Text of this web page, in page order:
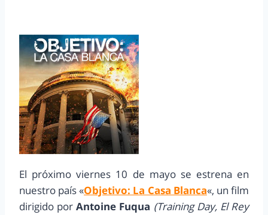
El próximo viernes 10 de mayo se estrena en
nuestro país «Objetivo: La Casa Blanca«, un film
dirigido porAntoine Fuqua (Training Day, El Rey